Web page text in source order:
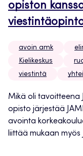
opiston
avoin amk
Kielikeskus
viestintä
Mikä oli tavoitteena
opisto järjestää
avointa
liittää mukaan myös